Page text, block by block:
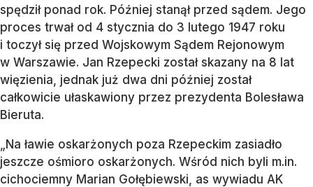
spędził ponad rok. Później stanął przed sądem. Jego
proces trwał od 4 stycznia do 3 lutego 1947 roku
i toczył się przed Wojskowym Sądem Rejonowym
w Warszawie. Jan Rzepecki został skazany na 8 lat
więzienia, jednak już dwa dni później został
całkowicie ułaskawiony przez prezydenta Bolesława
Bieruta.
„Na ławie oskarżonych poza Rzepeckim zasiadło
jeszcze ośmioro oskarżonych. Wśród nich byli m.in.
cichociemny Marian Gołębiewski, as wywiadu AK